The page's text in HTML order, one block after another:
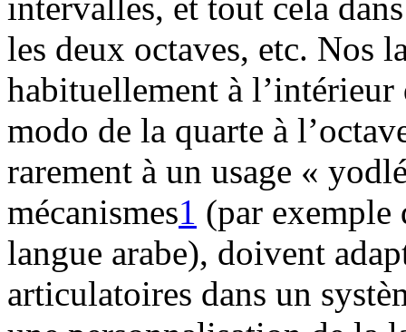
intervalles, et tout cela
les deux octaves, etc. Nos
habituellement à
modo de la quarte à
rarement à un usage «
mécanismes1 (par exemple
langue arabe), doivent
articulatoires dans un